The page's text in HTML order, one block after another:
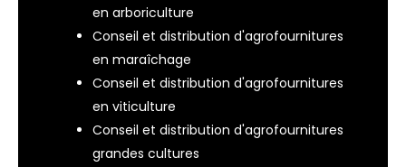
en arboriculture
Conseil et distribution d'agrofournitures
en maraîchage
Conseil et distribution d'agrofournitures
en viticulture
Conseil et distribution d'agrofournitures
grandes cultures